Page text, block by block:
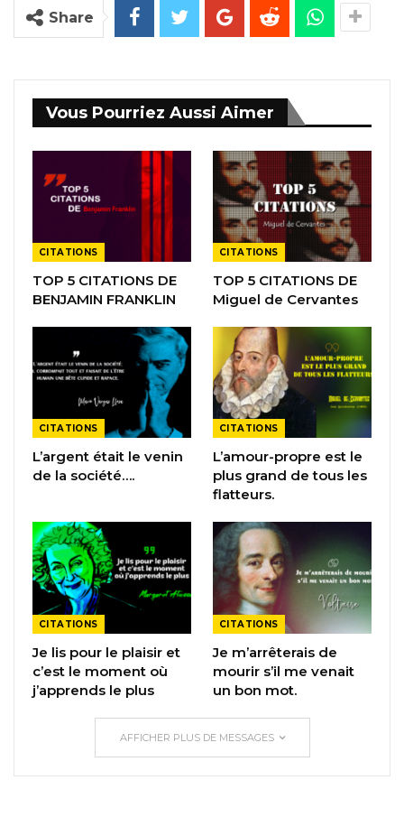
Share
Vous Pourriez Aussi Aimer
CITATIONS
TOP 5 CITATIONS DE
BENJAMIN FRANKLIN
CITATIONS
TOP 5 CITATIONS DE
Miguel de Cervantes
CITATIONS
L’argent était le venin
de la société….
CITATIONS
L’amour-propre est le
plus grand de tous les
flatteurs.
CITATIONS
Je lis pour le plaisir et
c’est le moment où
j’apprends le plus
CITATIONS
Je m’arrêterais de
mourir s’il me venait
un bon mot.
AFFICHER PLUS DE MESSAGES